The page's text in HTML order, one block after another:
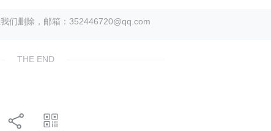
们删除，邮箱：352446720@qq.com
THE END